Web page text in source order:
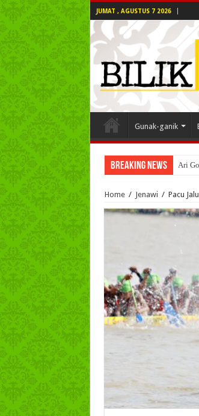
JUMAT , AGUSTUS 7 2026
Gunak-ganik
Breaking News Ari
Home / Jenawi / Pacu